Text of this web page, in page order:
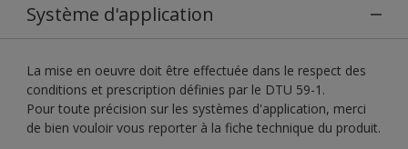
Système d'application
La mise en oeuvre doit être effectuée dans le respect des
conditions et prescription définies par le DTU 59-1.
Pour toute précision sur les systèmes d'application, merci
de bien vouloir vous reporter à la fiche technique du produit.